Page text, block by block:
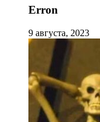
Erron
9 августа, 2023